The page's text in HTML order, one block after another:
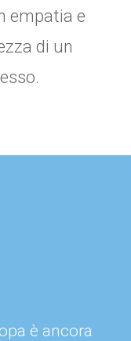
empatia e
di un
è ancora